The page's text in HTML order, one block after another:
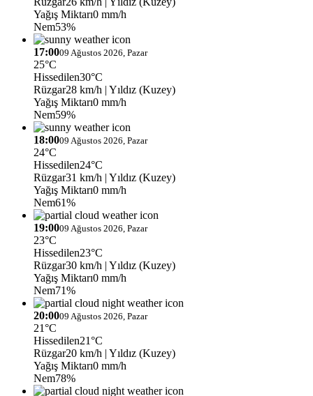
Yağış Miktarı0 mm/h
Nem53%
17:0009 Ağustos 2026, Pazar
25°C
Hissedilen30°C
Rüzgar28 km/h | Yıldız (Kuzey)
Yağış Miktarı0 mm/h
Nem59%
18:0009 Ağustos 2026, Pazar
24°C
Hissedilen24°C
Rüzgar31 km/h | Yıldız (Kuzey)
Yağış Miktarı0 mm/h
Nem61%
19:0009 Ağustos 2026, Pazar
23°C
Hissedilen23°C
Rüzgar30 km/h | Yıldız (Kuzey)
Yağış Miktarı0 mm/h
Nem71%
20:0009 Ağustos 2026, Pazar
21°C
Hissedilen21°C
Rüzgar20 km/h | Yıldız (Kuzey)
Yağış Miktarı0 mm/h
Nem78%